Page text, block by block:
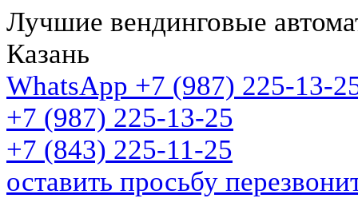
Лучшие вендинговые
Казань
WhatsApp +7 (987) 225-13-
+7 (987) 225-13-25
+7 (843) 225-11-25
оставить просьбу